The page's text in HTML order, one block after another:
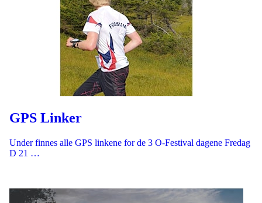
GPS Linker
Under finnes alle GPS linkene for de 3 O-Festival dagene Fredag
D 21 …